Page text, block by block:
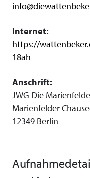
Internet:
https://
18ah
Anschrift:
JWG Die
Marienfelder
12349 Berlin